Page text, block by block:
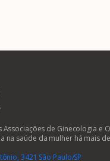
de Ginecologia e
na saúde da mulher há mais
3421 São Paulo/SP